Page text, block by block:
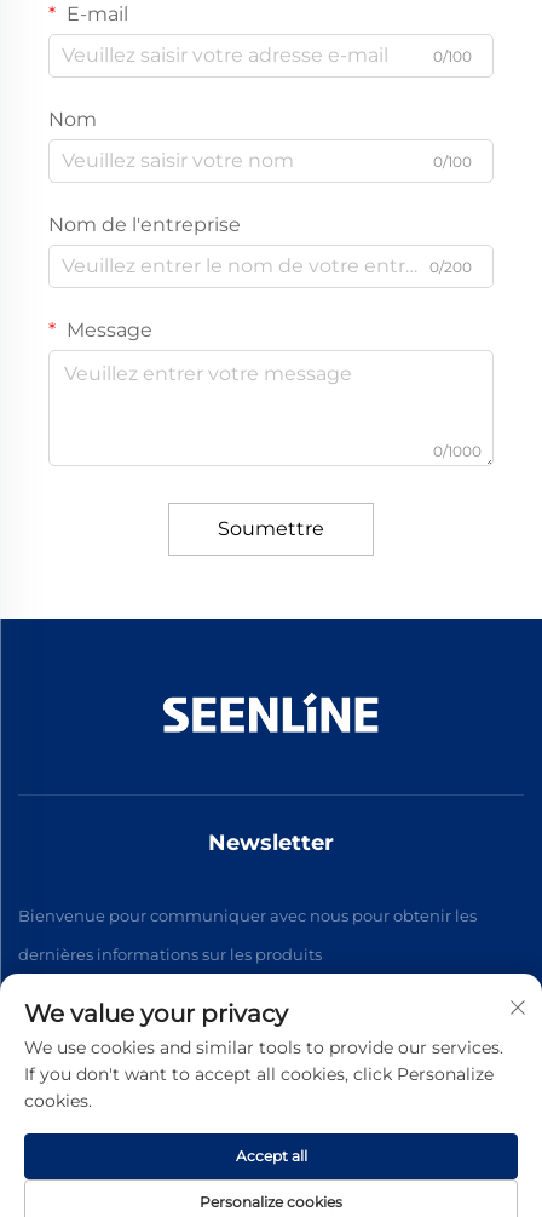
E-mail
0/100
Nom
0/100
Nom de l'entreprise
0/200
Message
0/1000
Soumettre
Newsletter
Bienvenue pour communiquer avec nous pour obtenir les
dernières informations sur les produits
S'abonner
Politique de confidentialité
We value your privacy
We use cookies and similar tools to provide our services.
If you don't want to accept all cookies, click Personalize
cookies.
Personalize cookies
Accept all